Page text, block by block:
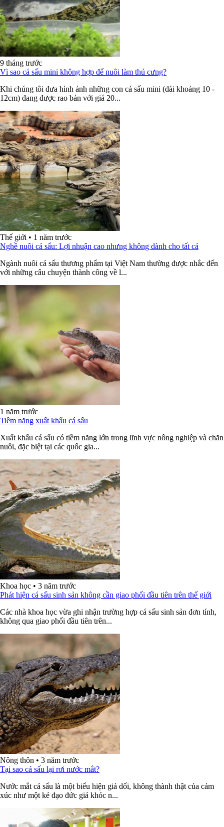
9 tháng trước
Vì sao cá sấu mini không hợp để nuôi làm thú cưng?
Khi chúng tôi đưa hình ảnh những con cá sấu mini (dài khoảng 10 -
12cm) đang được rao bán với giá 20...
Thế giới • 1 năm trước
Nghề nuôi cá sấu: Lợi nhuận cao nhưng không dành cho tất cả
Ngành nuôi cá sấu thương phẩm tại Việt Nam thường được nhắc đến
với những câu chuyện thành công về l...
1 năm trước
Tiềm năng xuất khẩu cá sấu
Xuất khẩu cá sấu có tiềm năng lớn trong lĩnh vực nông nghiệp và chăn
nuôi, đặc biệt tại các quốc gia...
Khoa học • 3 năm trước
Phát hiện cá sấu sinh sản không cần giao phối đầu tiên trên thế giới
Các nhà khoa học vừa ghi nhận trường hợp cá sấu sinh sản đơn tính,
không qua giao phối đầu tiên trên...
Nông thôn • 3 năm trước
Tại sao cá sấu lại rơi nước mắt?
Nước mắt cá sấu là một biểu hiện giả dối, không thành thật của cảm
xúc như một kẻ đạo đức giả khóc n...